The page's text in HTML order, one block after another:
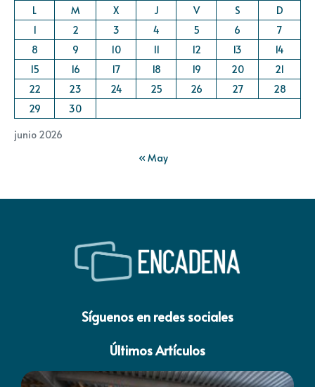
junio 2026
L M X J V S
D
1
2 3 4 5 6
7
8
9 10 11 12 13
14
15
16 17 18 19 20
21
22
23 24 25 26 27
28
29
30
« May
Síguenos en redes sociales
Últimos Artículos